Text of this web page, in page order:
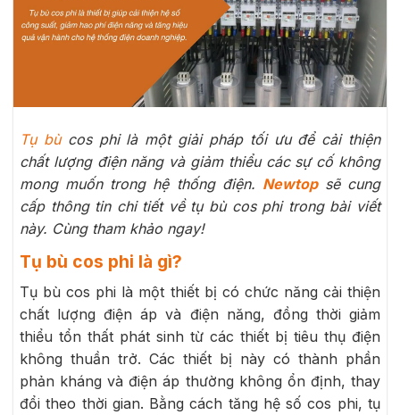
Tụ bùcos phi là một giải pháp tối ưu để cải thiện
chất lượng điện năng và giảm thiểu các sự cố không
mong muốn trong hệ thống điện. Newtopsẽ cung
cấp thông tin chi tiết về tụ bù cos phi trong bài viết
này. Cùng tham khảo ngay!
Tụ bù cos phi là gì?
Tụ bù cos phi là một thiết bị có chức năng cải thiện
chất lượng điện áp và điện năng, đồng thời giảm
thiểu tổn thất phát sinh từ các thiết bị tiêu thụ điện
không thuần trở. Các thiết bị này có thành phần
phản kháng và điện áp thường không ổn định, thay
đổi theo thời gian. Bằng cách tăng hệ số cos phi, tụ